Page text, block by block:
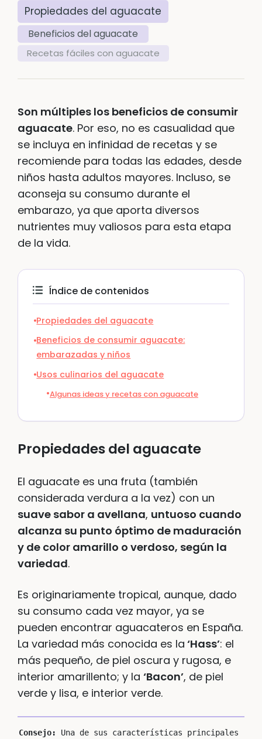
Propiedades del aguacate
Beneficios del aguacate
Recetas fáciles con aguacate
Son múltiples los beneficios de consumir
aguacate. Por eso, no es casualidad que
se incluya en infinidad de recetas y se
recomiende para todas las edades, desde
niños hasta adultos mayores. Incluso, se
aconseja su consumo durante el
embarazo, ya que aporta diversos
nutrientes muy valiosos para esta etapa
de la vida.
Índice de contenidos
Propiedades del aguacate
Beneficios de consumir aguacate:
embarazadas y niños
Usos culinarios del aguacate
Algunas ideas y recetas con aguacate
Propiedades del aguacate
El aguacate es una fruta (también
considerada verdura a la vez) con un
suave sabor a avellana, untuoso cuando
alcanza su punto óptimo de maduración
y de color amarillo o verdoso, según la
variedad.
Es originariamente tropical, aunque, dado
su consumo cada vez mayor, ya se
pueden encontrar aguacateros en España.
La variedad más conocida es la ‘Hass’: el
más pequeño, de piel oscura y rugosa, e
interior amarillento; y la ‘Bacon’, de piel
verde y lisa, e interior verde.
Consejo:
Una de sus características principales